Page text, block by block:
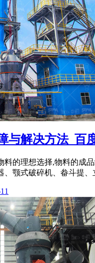
与解决方法_百
料的理想选择,物料的成
、颚式破碎机、畚斗提